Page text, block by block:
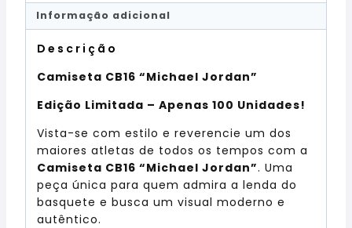
Informação adicional
Descrição
Camiseta CB16 “Michael Jordan”
Edição Limitada – Apenas 100 Unidades!
Vista-se com estilo e reverencie um dos
maiores atletas de todos os tempos com a
Camiseta CB16 “Michael Jordan”. Uma
peça única para quem admira a lenda do
basquete e busca um visual moderno e
autêntico.